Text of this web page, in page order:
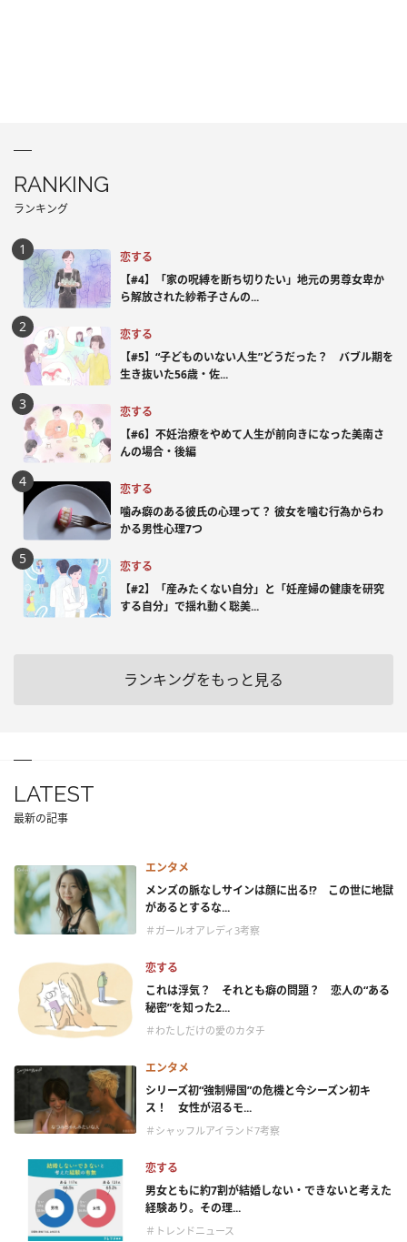
RANKING
ランキング
恋する
【#4】「家の呪縛を断ち切りたい」地元の男尊女卑か
ら解放された紗希子さんの...
恋する
【#5】“子どものいない人生”どうだった？ バブル期を
生き抜いた56歳・佐...
恋する
【#6】不妊治療をやめて人生が前向きになった美南さ
んの場合・後編
恋する
噛み癖のある彼氏の心理って？ 彼女を噛む行為からわ
かる男性心理7つ
恋する
【#2】「産みたくない自分」と「妊産婦の健康を研究
する自分」で揺れ動く聡美...
ランキングをもっと見る
LATEST
最新の記事
エンタメ
メンズの脈なしサインは顔に出る!? この世に地獄
があるとするな...
＃ガールオアレディ3考察
恋する
これは浮気？ それとも癖の問題？ 恋人の“ある
秘密”を知った2...
＃わたしだけの愛のカタチ
エンタメ
シリーズ初“強制帰国”の危機と今シーズン初キ
ス！ 女性が沼るモ...
＃シャッフルアイランド7考察
恋する
男女ともに約7割が結婚しない・できないと考えた
経験あり。その理...
＃トレンドニュース